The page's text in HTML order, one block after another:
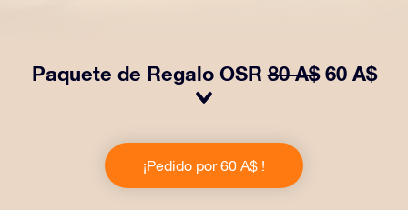
Paquete de Regalo OSR80 A$ 60 A$
OSR! Este regalo incluye un bonito sobre y documentos
personalizados enviados a la dirección que elijas,
además de documentos digitales y el uso gratuito de
¡Pedido por 60 A$ !